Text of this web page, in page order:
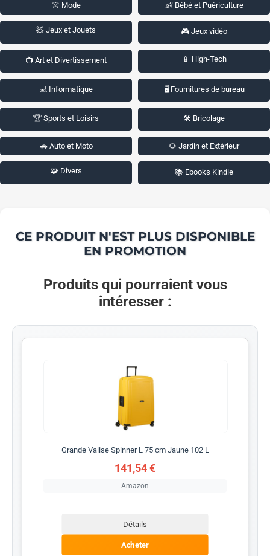
👗 Mode 👶 Bébé et Puériculture
🧸 Jeux et Jouets 🎮 Jeux vidéo
📺 Art et Divertissement 📱 High-Tech
💻 Informatique 🖥️ Fournitures de bureau
🏆 Sports et Loisirs 🛠️ Bricolage
🚗 Auto et Moto 🌻 Jardin et Extérieur
🧩 Divers 📚 Ebooks Kindle
CE PRODUIT N'EST PLUS DISPONIBLE
EN PROMOTION
Produits qui pourraient vous
intéresser :
Grande Valise Spinner L 75 cm Jaune 102 L
141,54 €
Amazon
Détails
Acheter